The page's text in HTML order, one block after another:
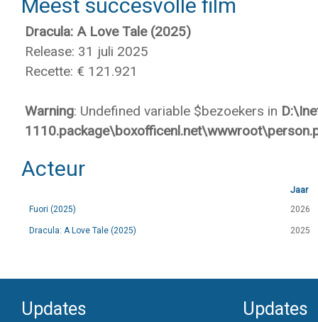
Meest succesvolle film
Dracula: A Love Tale (2025)
Release: 31 juli 2025
Recette: € 121.921
Warning: Undefined variable $bezoekers in
Acteur
Jaar
Fuori (2025)
2026
Dracula: A Love Tale (2025) 2025
Updates Updates